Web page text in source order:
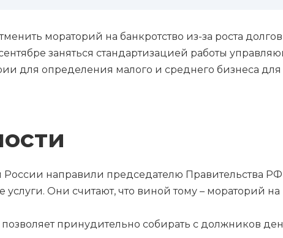
мораторий на банкротство из-за роста
заняться стандартизацией работы
для определения малого и среднего бизнеса для
направили председателю Правительства
Они считают, что виной тому – мораторий на
принудительно собирать с должников